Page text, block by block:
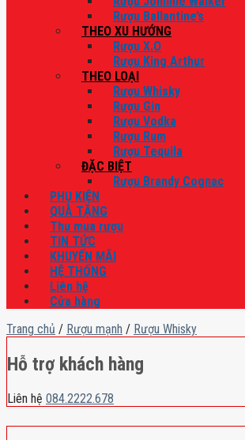
Rượu Ballantine’s
THEO XU HƯỚNG
Rượu X.O
Rượu King Arthur
THEO LOẠI
Rượu Whisky
Rượu Gin
Rượu Vodka
Rượu Rum
Rượu Tequila
ĐẶC BIỆT
Rượu Brandy Cognac
PHỤ KIỆN
QUÀ TẶNG
Thu mua rượu
TIN TỨC
KHUYẾN MÃI
HỆ THỐNG
Liên hệ
Cửa hàng
Trang chủ / Rượu mạnh / Rượu Whisky
Hỗ trợ khách hàng
Liên hệ 084.2222.678